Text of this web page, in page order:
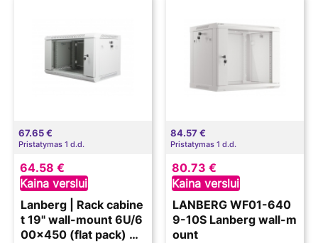
67.65 €
Pristatymas 1 d.d.
64.58 €
Kaina verslui
Lanberg | Rack cabine
t 19" wall-mount 6U/6
00x450 (flat pack) wi
84.57 €
Pristatymas 1 d.d.
80.73 €
Kaina verslui
LANBERG WF01-640
9-10S Lanberg wall-m
ount